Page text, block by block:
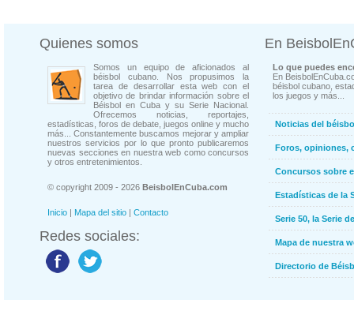
Quienes somos
Somos un equipo de aficionados al
béisbol cubano. Nos propusimos la
tarea de desarrollar esta web con el
objetivo de brindar información sobre el
Béisbol en Cuba y su Serie Nacional.
Ofrecemos noticias, reportajes,
estadísticas, foros de debate, juegos online y mucho
más... Constantemente buscamos mejorar y ampliar
nuestros servicios por lo que pronto publicaremos
nuevas secciones en nuestra web como concursos
y otros entretenimientos.
© copyright 2009 - 2026 BeisbolEnCuba.com
Inicio | Mapa del sitio | Contacto
Redes sociales:
En
Lo que puedes
En
béisbol cubano,
los juegos y más...
Noticias del
Foros, opiniones,
Concursos sobre
Estadísticas de la
Serie 50, la Serie
Mapa de nuestra
Directorio de